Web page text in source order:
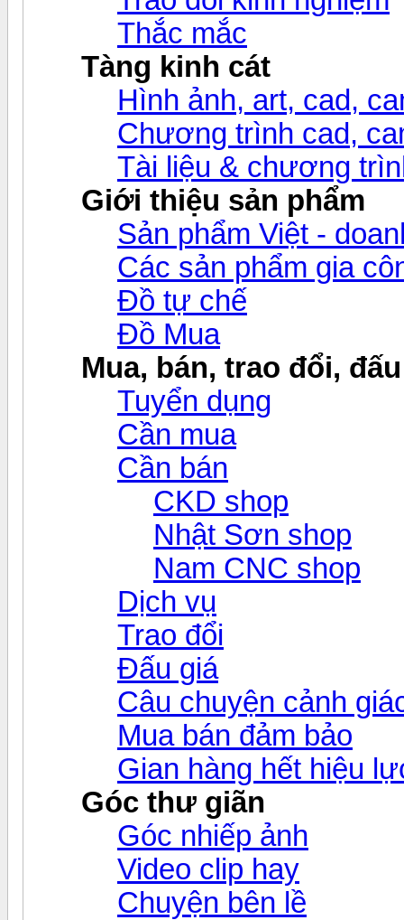
Thắc mắc
Tàng kinh cát
Hình ảnh, art, cad,
Chương trình cad,
Tài liệu & chương
Giới thiệu sản phẩm
Sản phẩm Việt -
Các sản phẩm gia
Đồ tự chế
Đồ Mua
Mua, bán, trao đổi,
Tuyển dụng
Cần mua
Cần bán
CKD shop
Nhật Sơn shop
Nam CNC shop
Dịch vụ
Trao đổi
Đấu giá
Câu chuyện cảnh
Mua bán đảm bảo
Gian hàng hết hiệu
Góc thư giãn
Góc nhiếp ảnh
Video clip hay
Chuyện bên lề